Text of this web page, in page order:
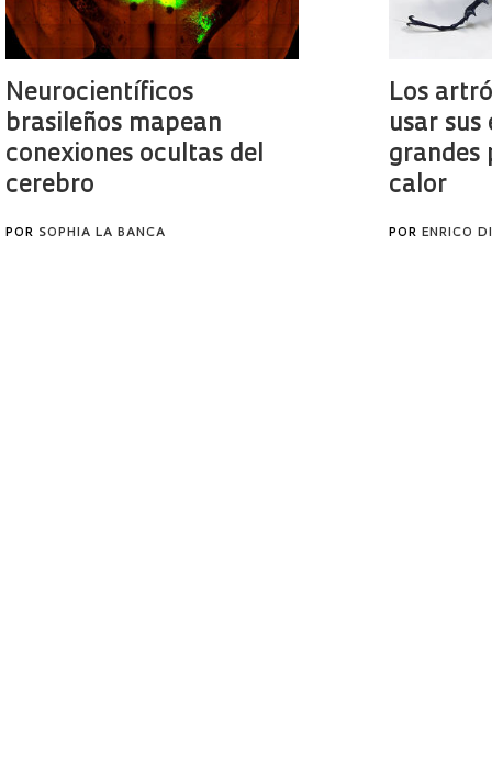
Neurocientíficos
brasileños mapean
conexiones ocultas del
cerebro
POR SOPHIA LA BANCA
Los
usar sus
grandes
calor
POR ENRICO